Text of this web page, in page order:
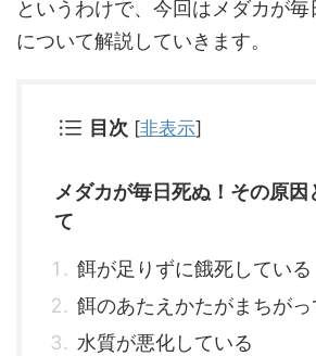
というわけで、今回はメダカが
について解説していきます。
目次 [非表示]
メダカが毎日死ぬ！その原因
て
餌が足りずに餓死している
餌のあたえかたがまちがっ
水質が悪化している